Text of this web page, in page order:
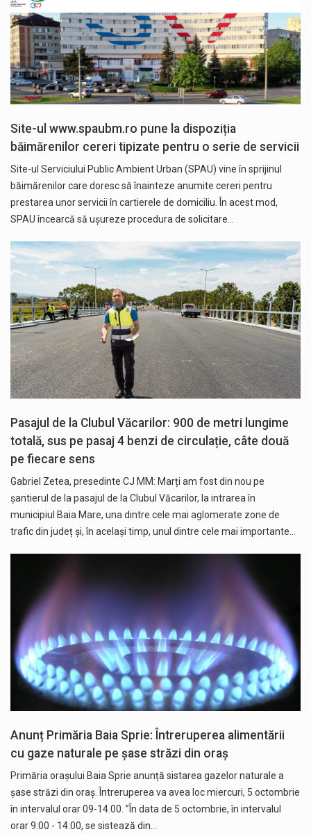
Site-ul www.spaubm.ro pune la dispoziția
băimărenilor cereri tipizate pentru o serie de servicii
Site-ul Serviciului Public Ambient Urban (SPAU) vine în sprijinul
băimărenilor care doresc să înainteze anumite cereri pentru
prestarea unor servicii în cartierele de domiciliu. În acest mod,
SPAU încearcă să ușureze procedura de solicitare…
Pasajul de la Clubul Văcarilor: 900 de metri lungime
totală, sus pe pasaj 4 benzi de circulație, câte două
pe fiecare sens
Gabriel Zetea, presedinte CJ MM: Marți am fost din nou pe
șantierul de la pasajul de la Clubul Văcarilor, la intrarea în
municipiul Baia Mare, una dintre cele mai aglomerate zone de
trafic din județ și, în același timp, unul dintre cele mai importante…
Anunț Primăria Baia Sprie: Întreruperea alimentării
cu gaze naturale pe șase străzi din oraș
Primăria orașului Baia Sprie anunță sistarea gazelor naturale a
șase străzi din oraș. Întreruperea va avea loc miercuri, 5 octombrie
în intervalul orar 09-14.00. ”În data de 5 octombrie, în intervalul
orar 9:00 - 14:00, se sistează din…